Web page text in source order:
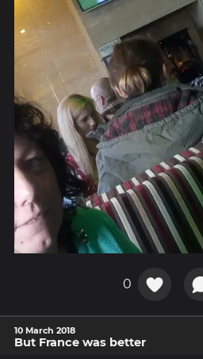
0
10 March 2018
But France was better